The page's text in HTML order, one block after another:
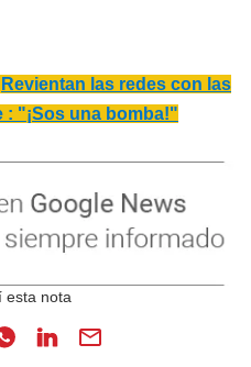
Revientan las redes con las
: "¡Sos una bomba!"